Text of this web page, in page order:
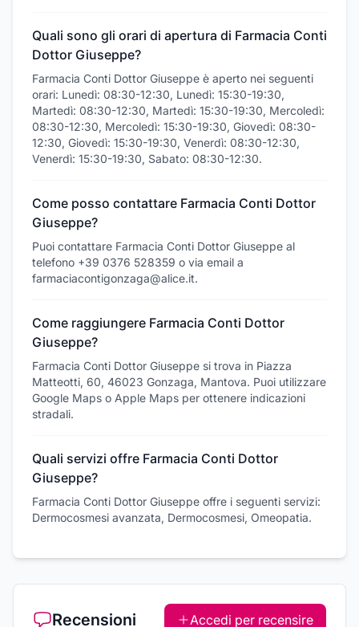
Quali sono gli orari di apertura di Farmacia Conti
Dottor Giuseppe?
Farmacia Conti Dottor Giuseppe è aperto nei seguenti
orari: Lunedì: 08:30-12:30, Lunedì: 15:30-19:30,
Martedì: 08:30-12:30, Martedì: 15:30-19:30, Mercoledì:
08:30-12:30, Mercoledì: 15:30-19:30, Giovedì: 08:30-
12:30, Giovedì: 15:30-19:30, Venerdì: 08:30-12:30,
Venerdì: 15:30-19:30, Sabato: 08:30-12:30.
Come posso contattare Farmacia Conti Dottor
Giuseppe?
Puoi contattare Farmacia Conti Dottor Giuseppe al
telefono +39 0376 528359 o via email a
farmaciacontigonzaga@alice.it.
Come raggiungere Farmacia Conti Dottor
Giuseppe?
Farmacia Conti Dottor Giuseppe si trova in Piazza
Matteotti, 60, 46023 Gonzaga, Mantova. Puoi utilizzare
Google Maps o Apple Maps per ottenere indicazioni
stradali.
Quali servizi offre Farmacia Conti Dottor
Giuseppe?
Farmacia Conti Dottor Giuseppe offre i seguenti servizi:
Dermocosmesi avanzata, Dermocosmesi, Omeopatia.
Recensioni Accedi per recensire